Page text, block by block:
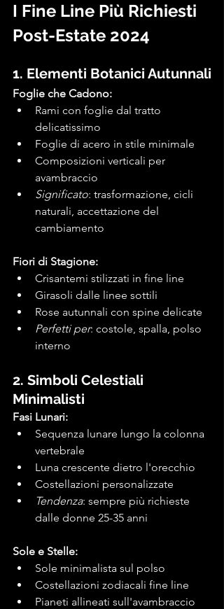
I Fine Line Più Richiesti
Post-Estate 2024
1. Elementi Botanici Autunnali
Foglie che Cadono:
Rami con foglie dal tratto
delicatissimo
Foglie di acero in stile minimale
Composizioni verticali per
avambraccio
Significato: trasformazione, cicli
naturali, accettazione del
cambiamento
Fiori di Stagione:
Crisantemi stilizzati in fine line
Girasoli dalle linee sottili
Rose autunnali con spine delicate
Perfetti per: costole, spalla, polso
interno
2. Simboli Celestiali
Minimalisti
Fasi Lunari:
Sequenza lunare lungo la colonna
vertebrale
Luna crescente dietro l'orecchio
Costellazioni personalizzate
Tendenza: sempre più richieste
dalle donne 25-35 anni
Sole e Stelle:
Sole minimalista sul polso
Costellazioni zodiacali fine line
Pianeti allineati sull'avambraccio